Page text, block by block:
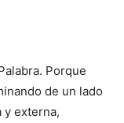
Porque
de un lado
y externa,